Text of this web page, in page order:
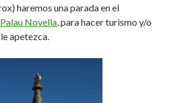
haremos una parada en el
Palau Novella, para hacer turismo y/o
apetezca.